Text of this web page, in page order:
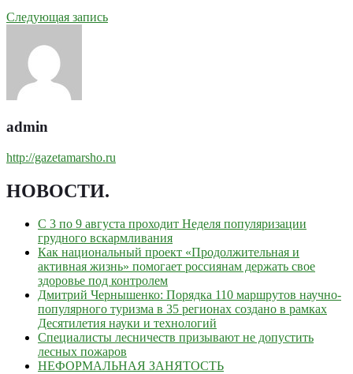
Следующая запись
admin
http://gazetamarsho.ru
НОВОСТИ.
С 3 по 9 августа проходит Неделя популяризации
грудного вскармливания
Как национальный проект «Продолжительная и
активная жизнь» помогает россиянам держать свое
здоровье под контролем
Дмитрий Чернышенко: Порядка 110 маршрутов научно-
популярного туризма в 35 регионах создано в рамках
Десятилетия науки и технологий
Специалисты лесничеств призывают не допустить
лесных пожаров
НЕФОРМАЛЬНАЯ ЗАНЯТОСТЬ